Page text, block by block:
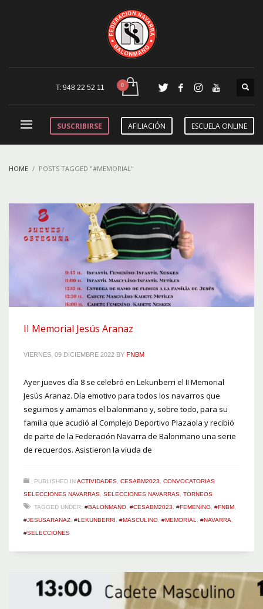
T: 948 22 52 11
SUSCRIBIRSE AFILIACIÓN ESCUELA ONLINE
HOME POSTS TAGGED "#MEMORIAL"
II Memorial Jesús Aranaz
VIERNES, 09 DICIEMBRE 2022 BY FNBM
Ayer jueves día 8 se celebró en Lekunberri el II Memorial
Jesús Aranaz. Día emotivo para todos los navarros que
seguimos y amamos el balonmano y, sobre todo, para su
familia que acudió al Complejo Deportivo Plazaola y recibió
de parte de la Federación Navarra de Balonmano una serie
de recuerdos. Asistieron la viuda de
PUBLISHED INACTIVIDADES CESABM2023
CONVOCATORIAS
SELECCIONES NAVARRAS SELECCIONES NAVARRAS TORNEOS
TAGGED UNDER: #BALONMANO #CESABM2023 #FEMENINO #FNBM
#JESUSARANAZ #LEKUNBERRI #MASCULINO #MEMORIAL #NAVARRA
#SELECCIONES